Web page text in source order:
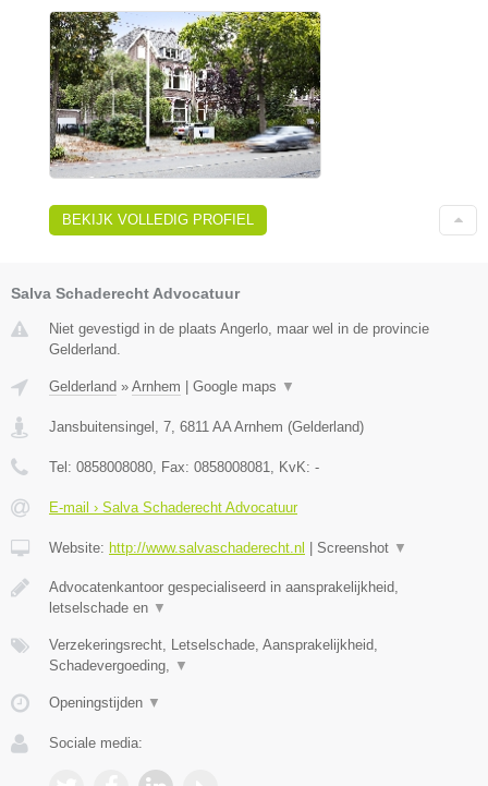
BEKIJK VOLLEDIG PROFIEL
Salva Schaderecht Advocatuur
Niet gevestigd in de plaats Angerlo, maar wel in de provincie
Gelderland.
Gelderland » Arnhem Google maps ▼
Jansbuitensingel, 7, 6811 AA Arnhem (Gelderland)
Tel: 0858008080, Fax: 0858008081, KvK: -
E-mail › Salva Schaderecht Advocatuur
Website: http://www.salvaschaderecht.nl Screenshot ▼
Advocatenkantoor gespecialiseerd in aansprakelijkheid,
letselschade en ▼
Verzekeringsrecht, Letselschade, Aansprakelijkheid,
Schadevergoeding, ▼
Openingstijden ▼
Sociale media: